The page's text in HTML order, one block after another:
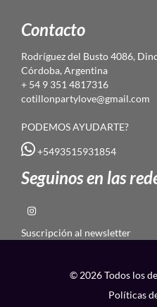
Contacto
Rodríguez del Busto 4086,
Córdoba, Argentina
+ 54 9 351 4817316
cotillonpartylove@gmail.com
PODEMOS AYUDARTE?
+5493515931854
Seguinos en las
Suscripción al newsletter
© 2026 Todos los
Políticas